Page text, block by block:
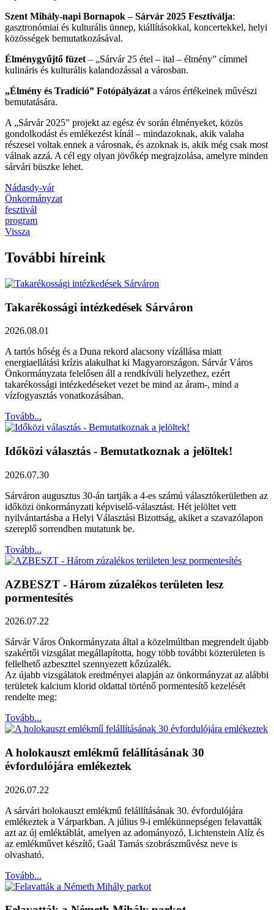
Szent Mihály-napi Bornapok – Sárvár 2025 Fesztiválja:
gasztronómiai és kulturális ünnep, kiállításokkal, koncertekkel, helyi
közösségek bemutatkozásával.
Élménygyűjtő füzet – „Sárvár 25 étel – ital – élmény” címmel
kulináris és kulturális kalandozással a városban.
„Élmény és Tradíció” Fotópályázat a város értékeinek művészi
bemutatására.
A „Sárvár 2025” projekt az egész év során élményeket, közös
gondolkodást és emlékezést kínál – mindazoknak, akik valaha
részesei voltak ennek a városnak, és azoknak is, akik még csak most
válnak azzá. A cél egy olyan jövőkép megrajzolása, amelyre minden
sárvári büszke lehet.
Nádasdy-vár
Önkormányzat
fesztivál
program
Vissza
További híreink
Takarékossági intézkedések Sárváron
2026.08.01
A tartós hőség és a Duna rekord alacsony vízállása miatt
energiaellátási krízis alakulhat ki Magyarországon. Sárvár Város
Önkormányzata felelősen áll a rendkívüli helyzethez, ezért
takarékossági intézkedéseket vezet be mind az áram-, mind a
vízfogyasztás vonatkozásában.
Tovább...
Időközi választás - Bemutatkoznak a jelöltek!
2026.07.30
Sárváron augusztus 30-án tartják a 4-es számú választókerületben az
időközi önkormányzati képviselő-választást. Hét jelöltet vett
nyilvántartásba a Helyi Választási Bizottság, akiket a szavazólapon
szereplő sorrendben mutatunk be.
Tovább...
AZBESZT - Három zúzalékos területen lesz
pormentesítés
2026.07.22
Sárvár Város Önkormányzata által a közelmúltban megrendelt újabb
szakértői vizsgálat megállapította, hogy több további közterületen is
fellelhető azbeszttel szennyezett kőzúzalék.
Az újabb vizsgálatok eredményei alapján az önkormányzat az alábbi
területek kalcium klorid oldattal történő pormentesítő kezelését
rendelte meg:
Tovább...
A holokauszt emlékmű felállításának 30
évfordulójára emlékeztek
2026.07.22
A sárvári holokauszt emlékmű felállításának 30. évfordulójára
emlékeztek a Várparkban. A július 9-i emlékünnepségen felavatták
azt az új emléktáblát, amelyen az adományozó, Lichtenstein Alíz és
az emlékművet készítő, Gaál Tamás szobrászművész neve is
olvasható.
Tovább...